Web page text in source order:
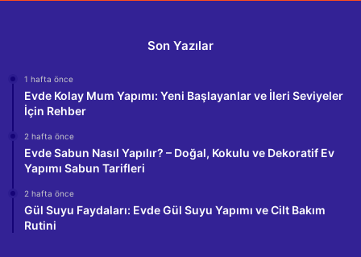
Son Yazılar
1 hafta önce
Evde Kolay Mum Yapımı: Yeni Başlayanlar ve İleri Seviyeler
İçin Rehber
2 hafta önce
Evde Sabun Nasıl Yapılır? – Doğal, Kokulu ve Dekoratif Ev
Yapımı Sabun Tarifleri
2 hafta önce
Gül Suyu Faydaları: Evde Gül Suyu Yapımı ve Cilt Bakım
Rutini